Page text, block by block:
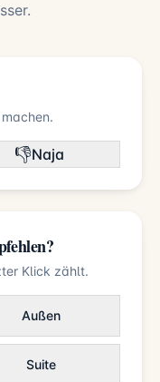
👎Naja
Klick zählt.
Außen
Suite